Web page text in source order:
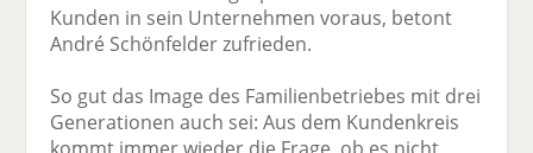
Kunden in sein Unternehmen voraus, betont
André Schönfelder zufrieden.
So gut das Image des Familienbetriebes mit drei
Generationen auch sei: Aus dem Kundenkreis